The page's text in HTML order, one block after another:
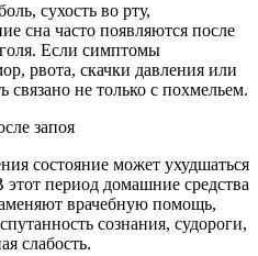
сухость во рту,
сна часто появляются после
Если симптомы
рвота, скачки давления или
связано не только с похмельем.
запоя
состояние может ухудшаться
этот период домашние средства
врачебную помощь,
сознания, судороги,
слабость.